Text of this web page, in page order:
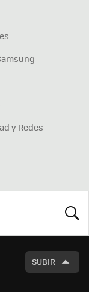
y Redes
SUBIR